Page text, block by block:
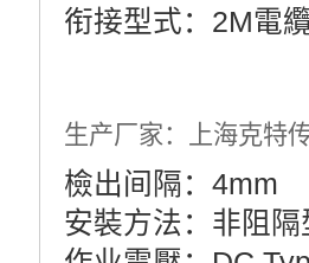
衔接型式：2M電
生产厂家：上海克特
檢出间隔：4mm
安裝方法：非阻